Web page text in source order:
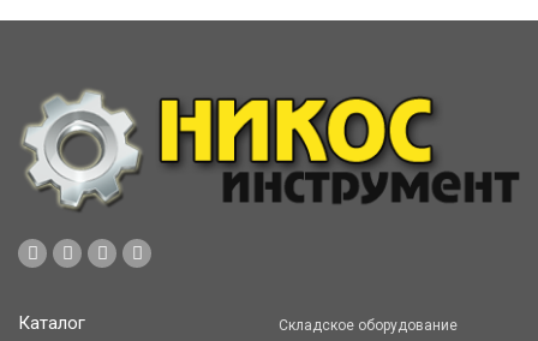
Каталог
Складское оборудование